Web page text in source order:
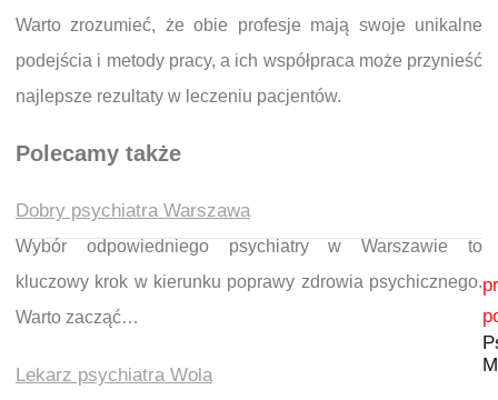
Warto zrozumieć, że obie profesje mają swoje unikalne
podejścia i metody pracy, a ich współpraca może przynieść
najlepsze rezultaty w leczeniu pacjentów.
Polecamy także
Dobry psychiatra Warszawa
Wybór odpowiedniego psychiatry w Warszawie to
kluczowy krok w kierunku poprawy zdrowia psychicznego.
Warto zacząć…
Lekarz psychiatra Wola
Nawigacja wpisu